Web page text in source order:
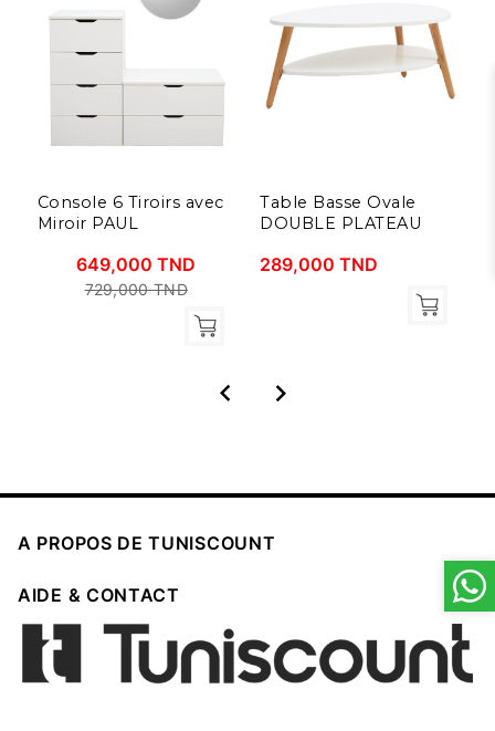
Console 6 Tiroirs avec
Miroir PAUL
649,000 TND
729,000 TND
Table Basse Ovale
DOUBLE PLATEAU
289,000 TND
 
A PROPOS DE TUNISCOUNT
AIDE & CONTACT 